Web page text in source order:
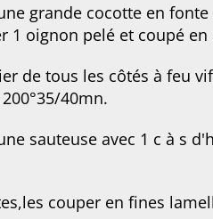
grande cocotte en
1 oignon pelé et coupé en
de tous les côtés à feu
40mn.
sauteuse avec 1 c à s
couper en fines